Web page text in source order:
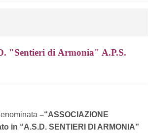
"Sentieri di Armonia" A.P.S.
–“ASSOCIAZIONE
in “A.S.D. SENTIERI DI ARMONIA”